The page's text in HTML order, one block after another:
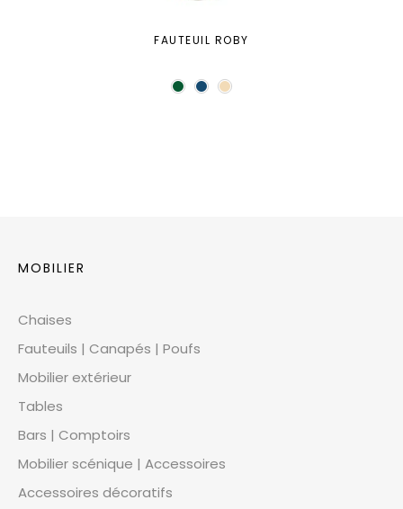
FAUTEUIL ROBY
MOBILIER
Chaises
Fauteuils | Canapés | Poufs
Mobilier extérieur
Tables
Bars | Comptoirs
Mobilier scénique | Accessoires
Accessoires décoratifs